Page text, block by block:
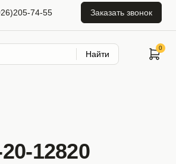
74-55 Заказать звонок
Найти
12820